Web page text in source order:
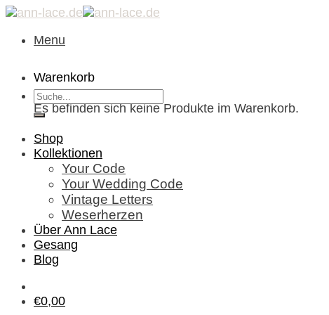
Skip
contentMenu
Warenkorb
Es befinden sich keine Produkte im Warenkorb.
Suche
nach:
Shop
Kollektionen
Your Code
Your Wedding Code
Vintage Letters
Weserherzen
Über Ann Lace
Gesang
Blog
€0,00